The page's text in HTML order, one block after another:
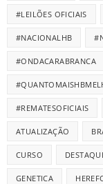
#LEILÕES OFICIAIS
#NACIONALHB
#ONDACARABRANCA
#REMATESOFICIAIS
ATUALIZAÇÃO
CURSO
GENETICA